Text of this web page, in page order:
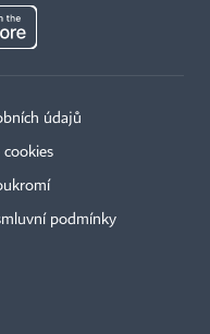
údajů
cookies
podmínky